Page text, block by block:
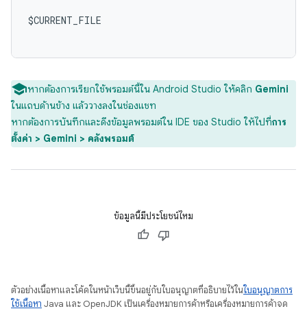
$CURRENT_FILE
หากต้องการเรียกใช้พรอมต์นี้ใน Android Studio ให้คลิก Gemini
ในแถบด้านข้าง แล้ววางลงในช่องแชท
หากต้องการบันทึกและดึงข้อมูลพรอมต์ใน IDE ของ Studio ให้ไปที่การ
ตั้งค่า > Gemini > คลังพรอมต์
ข้อมูลนี้มีประโยชน์ไหม
ตัวอย่างเนื้อหาและโค้ดในหน้าเว็บนี้ขึ้นอยู่กับใบอนุญาตที่อธิบายไว้ในใบอนุญาตการ
ใช้เนื้อหา Java และ OpenJDK เป็นเครื่องหมายการค้าหรือเครื่องหมายการค้าจด